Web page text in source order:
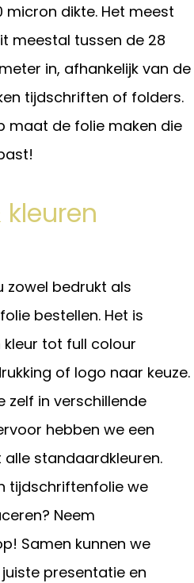
micron dikte. Het meest
meestal tussen de 28
in, afhankelijk van de
tijdschriften of folders.
maat de folie maken die
zowel bedrukt als
bestellen. Het is
tot full colour
of logo naar keuze.
zelf in verschillende
hebben we een
standaardkleuren.
tijdschriftenfolie we
Neem
Samen kunnen we
presentatie en